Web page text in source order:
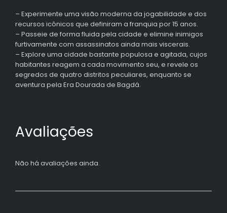
– Experimente uma visão moderna da jogabilidade e dos
recursos icônicos que definiram a franquia por 15 anos.
– Passeie de forma fluida pela cidade e elimine inimigos
furtivamente com assassinatos ainda mais viscerais.
– Explore uma cidade bastante populosa e agitada, cujos
habitantes reagem a cada movimento seu, e revele os
segredos de quatro distritos peculiares, enquanto se
aventura pela Era Dourada de Bagdá.
Avaliações
Não há avaliações ainda.